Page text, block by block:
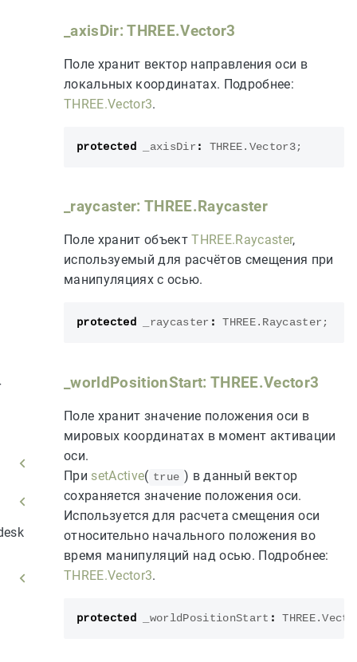
_axisDir: THREE.Vector3
Поле хранит вектор направления оси в
локальных координатах. Подробнее:
THREE.Vector3.
protected _axisDir : THREE . Vector3;
_raycaster: THREE.Raycaster
Поле хранит объектTHREE.Raycaster,
используемый для расчётов смещения при
манипуляциях с осью.
protected _raycaster : THREE. Raycaster ;
_worldPositionStart: THREE.Vector3
Поле хранит значение положения оси в
мировых координатах в момент активации
оси.
При setActive( true ) в данный вектор
сохраняется значение положения оси.
Используется для расчета смещения оси
относительно начального положения во
время манипуляций над осью. Подробнее:
THREE.Vector3.
protected _worldPositionStart : THREE.